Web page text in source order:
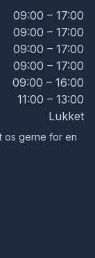
09:00 – 17:00
09:00 – 17:00
09:00 – 17:00
09:00 – 17:00
09:00 – 16:00
11:00 – 13:00
Lukket
os gerne for en